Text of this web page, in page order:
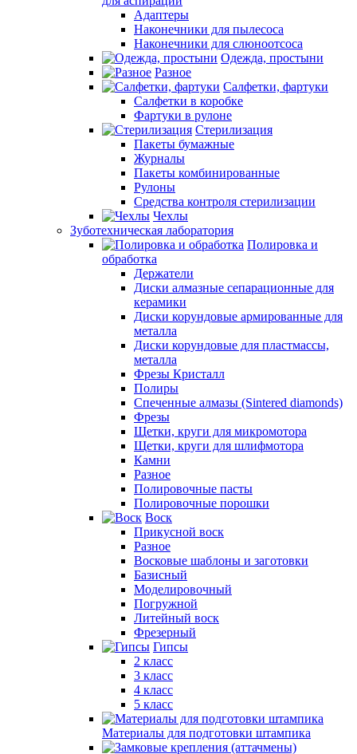
Адаптеры
Наконечники для пылесоса
Наконечники для слюноотсоса
Одежда, простыни
Разное
Салфетки, фартуки
Салфетки в коробке
Фартуки в рулоне
Стерилизация
Пакеты бумажные
Журналы
Пакеты комбинированные
Рулоны
Средства контроля стерилизации
Чехлы
Зуботехническая лаборатория
Полировка и
обработка
Держатели
Диски алмазные сепарационные для
керамики
Диски корундовые армированные для
металла
Диски корундовые для пластмассы,
металла
Фрезы Кристалл
Полиры
Спеченные алмазы (Sintered diamonds)
Фрезы
Щетки, круги для микромотора
Щетки, круги для шлифмотора
Камни
Разное
Полировочные пасты
Полировочные порошки
Воск
Прикусной воск
Разное
Восковые шаблоны и заготовки
Базисный
Моделировочный
Погружной
Литейный воск
Фрезерный
Гипсы
2 класс
3 класс
4 класс
5 класс
Материалы для подготовки штампика